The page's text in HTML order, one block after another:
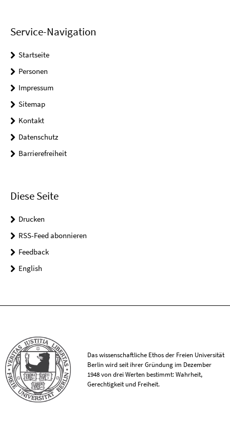
Service-Navigation
Startseite
Personen
Impressum
Sitemap
Kontakt
Datenschutz
Barrierefreiheit
Diese Seite
Drucken
RSS-Feed abonnieren
Feedback
English
Das wissenschaftliche Ethos der Freien Universität
Berlin wird seit ihrer Gründung im Dezember
1948 von drei Werten bestimmt: Wahrheit,
Gerechtigkeit und Freiheit.